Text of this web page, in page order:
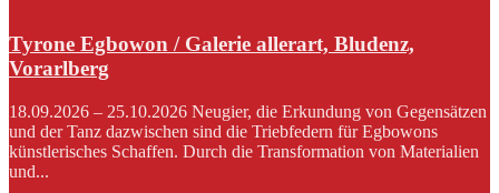
Tyrone Egbowon / Galerie allerart, Bludenz,
Vorarlberg
18.09.2026 – 25.10.2026 Neugier, die Erkundung von Gegensätzen
und der Tanz dazwischen sind die Triebfedern für Egbowons
künstlerisches Schaffen. Durch die Transformation von Materialien
und...